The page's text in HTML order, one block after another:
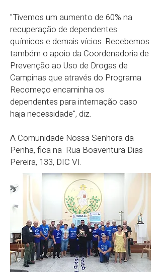
"Tivemos um aumento de 60% na
recuperação de dependentes
químicos e demais vícios. Recebemos
também o apoio da Coordenadoria de
Prevenção ao Uso de Drogas de
Campinas que através do Programa
Recomeço encaminha os
dependentes para internação caso
haja necessidade", diz.
A Comunidade Nossa Senhora da
Penha, fica na Rua Boaventura Dias
Pereira, 133, DIC VI.